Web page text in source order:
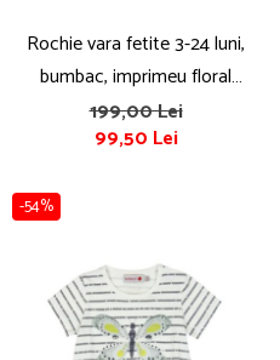
Rochie vara fetite 3-24 luni,
bumbac, imprimeu floral
multicolor, brand Babybol
199,00 Lei
99,50 Lei
-54%